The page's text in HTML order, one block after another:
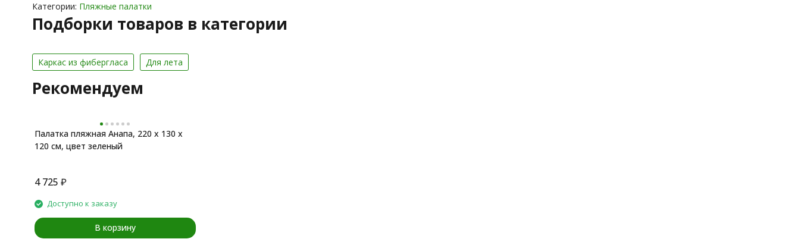
Категории: Пляжные палатки
Подборки товаров в категории
Каркас из фибергласа Для лета
Рекомендуем
Палатка пляжная Анапа, 220 x 130 x
120 см, цвет зеленый
4 725 ₽
Доступно к заказу
В корзину